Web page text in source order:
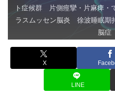
ト症候群 片側痙攣・片麻痺
ラスムッセン脳炎 徐波睡眠期
脳症
X
LINE